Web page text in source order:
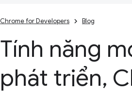
Chrome for Developers Blog
Tính năng
phát triển,